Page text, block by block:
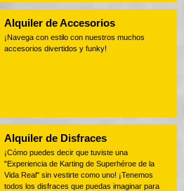
Alquiler de Accesorios
¡Navega con estilo con nuestros muchos
accesorios divertidos y funky!
Alquiler de Disfraces
¡Cómo puedes decir que tuviste una
"Experiencia de Karting de Superhéroe de la
Vida Real" sin vestirte como uno! ¡Tenemos
todos los disfraces que puedas imaginar para